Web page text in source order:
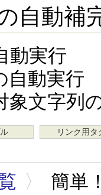
自動補
動実行
自動実行
文字列
リンク用タ
〉
簡単